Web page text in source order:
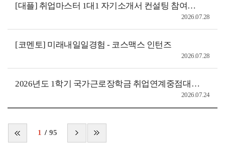
[대플] 취업마스터 1대1 자기소개서 컨설팅 참여자 모집
2026.07.28
[코멘토] 미래내일일경험 - 코스맥스 인턴즈
2026.07.28
2026년도 1학기 국가근로장학금 취업연계중점대학유형 출근부(2026년 7월) 제출 안내
2026.07.24
1 95